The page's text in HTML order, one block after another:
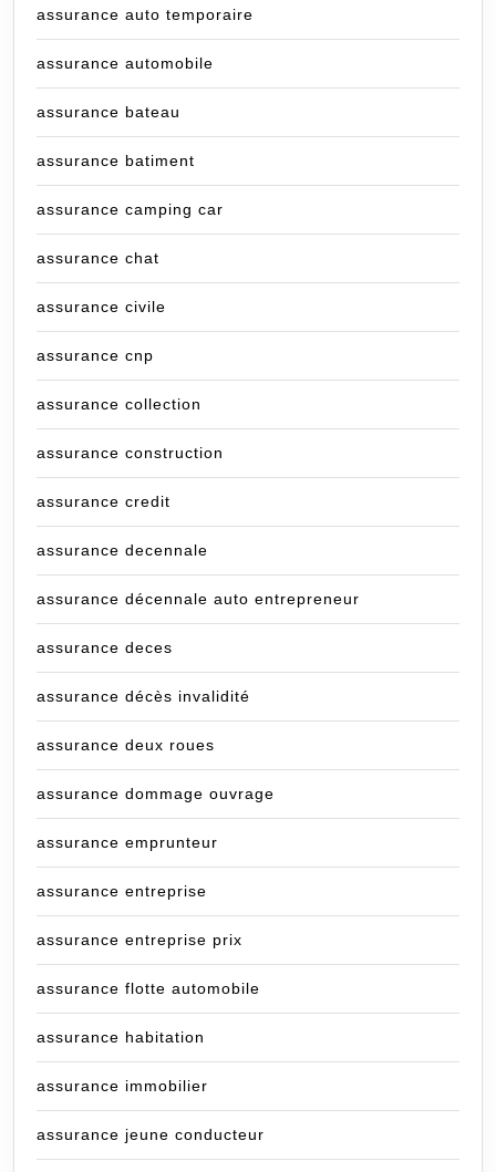
assurance auto temporaire
assurance automobile
assurance bateau
assurance batiment
assurance camping car
assurance chat
assurance civile
assurance cnp
assurance collection
assurance construction
assurance credit
assurance decennale
assurance décennale auto entrepreneur
assurance deces
assurance décès invalidité
assurance deux roues
assurance dommage ouvrage
assurance emprunteur
assurance entreprise
assurance entreprise prix
assurance flotte automobile
assurance habitation
assurance immobilier
assurance jeune conducteur